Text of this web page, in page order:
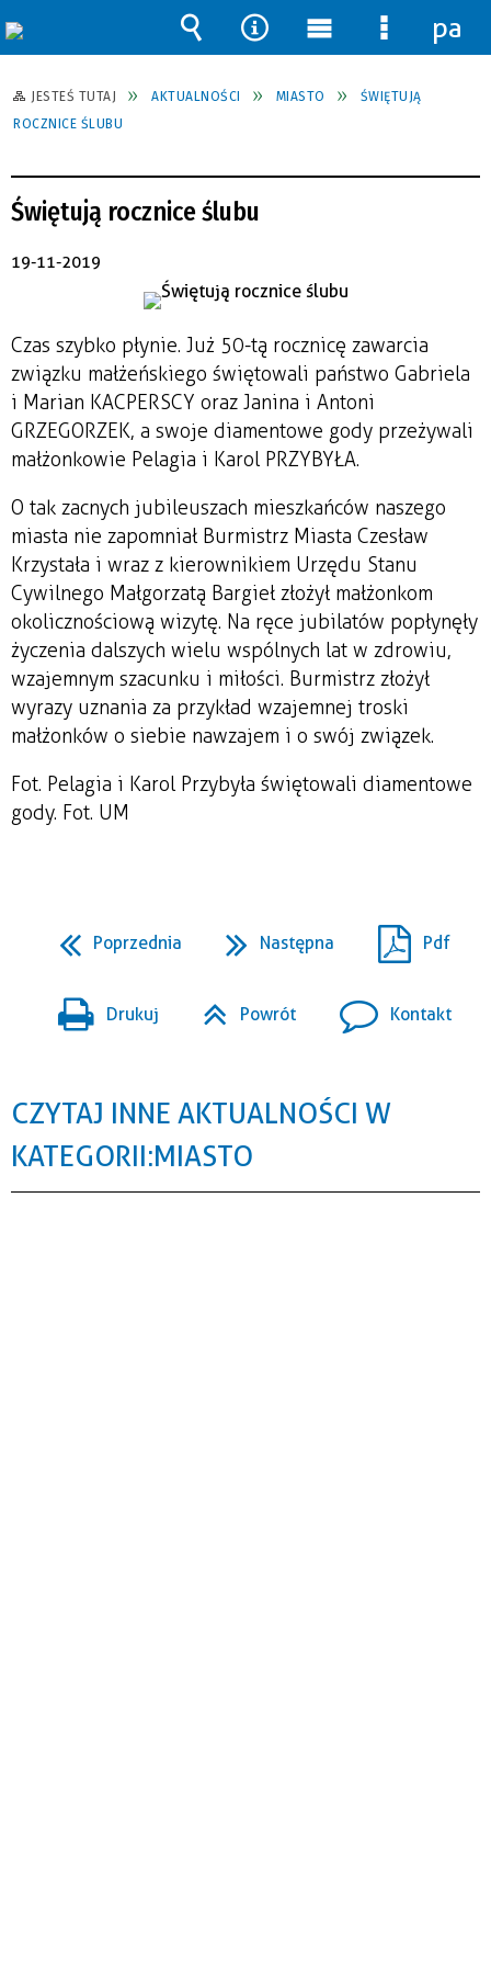
JESTEŚ TUTAJ AKTUALNOŚCI MIASTO
ŚWIĘTUJĄ
ROCZNICE ŚLUBU
Świętują rocznice ślubu
19-11-2019
Czas szybko płynie. Już 50-tą rocznicę zawarcia
związku małżeńskiego świętowali państwo Gabriela
i Marian KACPERSCY oraz Janina i Antoni
GRZEGORZEK, a swoje diamentowe gody przeżywali
małżonkowie Pelagia i Karol PRZYBYŁA.
O tak zacnych jubileuszach mieszkańców naszego
miasta nie zapomniał Burmistrz Miasta Czesław
Krzystała i wraz z kierownikiem Urzędu Stanu
Cywilnego Małgorzatą Bargieł złożył małżonkom
okolicznościową wizytę. Na ręce jubilatów popłynęły
życzenia dalszych wielu wspólnych lat w zdrowiu,
wzajemnym szacunku i miłości. Burmistrz złożył
wyrazy uznania za przykład wzajemnej troski
małżonków o siebie nawzajem i o swój związek.
Fot. Pelagia i Karol Przybyła świętowali diamentowe
gody. Fot. UM
Poprzednia Następna Pdf
Drukuj Powrót Kontakt
CZYTAJ INNE AKTUALNOŚCI W
KATEGORII: MIASTO
Wyszukiwarka
Narzędzia
Menu
główne
Menu